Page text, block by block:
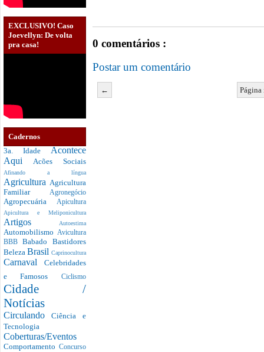
EXCLUSIVO! Caso
Joevellyn: De volta
pra casa!
Cadernos
3a. Idade Acontece
Aqui Acões Sociais
Afinando a língua
Agricultura Agricultura
Familiar Agronegócio
Agropecuária Apicultura
Apicultura e Meliponicultura
Artigos Autoestima
Automobilismo Avicultura
BBBBabado Bastidores
Beleza Brasil Caprinocultura
Carnaval Celebridades
e Famosos Ciclismo
Cidade /
Notícias
CirculandoCiência e
Tecnologia
Coberturas/Eventos
Comportamento Concurso
0 comentários :
Postar um comentário
←